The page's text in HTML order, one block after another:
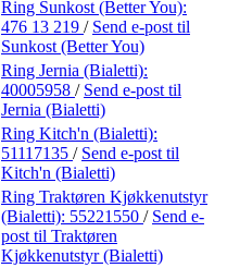
Ring Sunkost (Better You):
476 13 219 / Send e-post til
Sunkost (Better You)
Ring Jernia (Bialetti):
40005958 / Send e-post til
Jernia (Bialetti)
Ring Kitch'n (Bialetti):
51117135 / Send e-post til
Kitch'n (Bialetti)
Ring Traktøren Kjøkkenutstyr
(Bialetti): 55221550 / Send e-
post til Traktøren
Kjøkkenutstyr (Bialetti)